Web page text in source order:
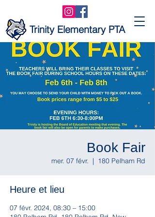
Trinity Elementary PTA
Book Fair
mer. 07 févr.
  |
180 Pelham Rd
Heure et lieu
07 févr. 2024, 08:30 – 15:00